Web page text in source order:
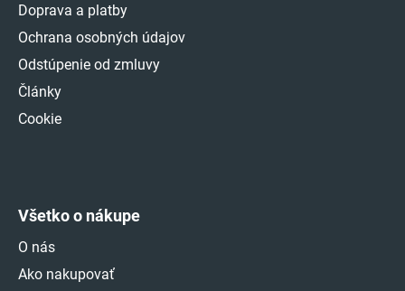
Doprava a platby
Ochrana osobných údajov
Odstúpenie od zmluvy
Články
Cookie
Všetko o nákupe
O nás
Ako nakupovať